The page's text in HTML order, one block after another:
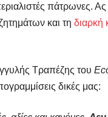
πάτρωνες.
και τη διαρκή
Τραπέζης του
δικές μας: